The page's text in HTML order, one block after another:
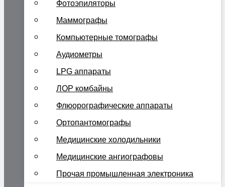
Фотоэпиляторы
Маммографы
Компьютерные томографы
Аудиометры
LPG аппараты
ЛОР комбайны
Флюорографические аппараты
Ортопантомографы
Медицинские холодильники
Медицинские ангиографовы
Прочая промышленная электроника